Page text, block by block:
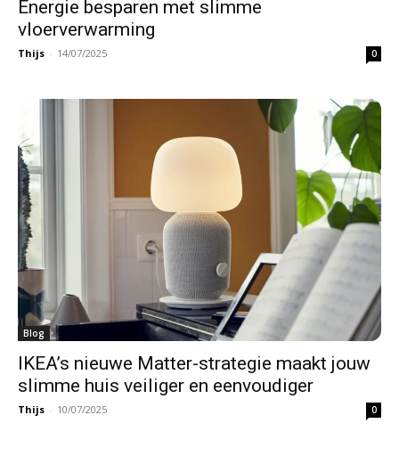
Energie besparen met slimme
vloerverwarming
Thijs - 14/07/2025 0
Blog
IKEA’s nieuwe Matter-strategie maakt jouw
slimme huis veiliger en eenvoudiger
Thijs - 10/07/2025 0